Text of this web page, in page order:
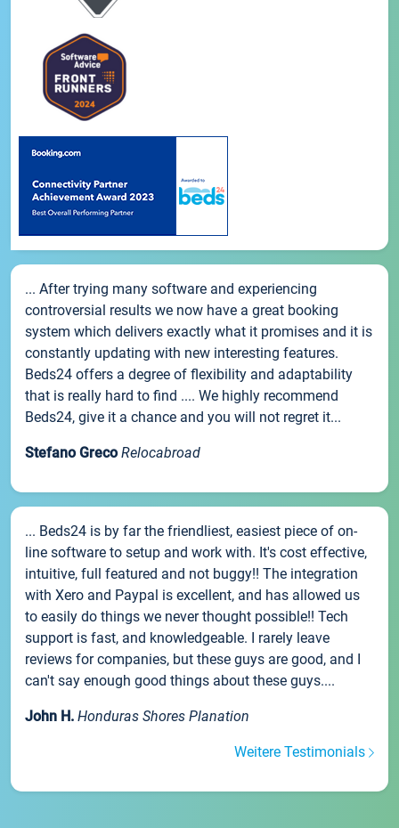
... After trying many software and experiencing
controversial results we now have a great booking
system which delivers exactly what it promises and it is
constantly updating with new interesting features.
Beds24 offers a degree of flexibility and adaptability
that is really hard to find .... We highly recommend
Beds24, give it a chance and you will not regret it...
Stefano Greco Relocabroad
... Beds24 is by far the friendliest, easiest piece of on-
line software to setup and work with. It's cost effective,
intuitive, full featured and not buggy!! The integration
with Xero and Paypal is excellent, and has allowed us
to easily do things we never thought possible!! Tech
support is fast, and knowledgeable. I rarely leave
reviews for companies, but these guys are good, and I
can't say enough good things about these guys....
John H. Honduras Shores Planation
Weitere Testimonials